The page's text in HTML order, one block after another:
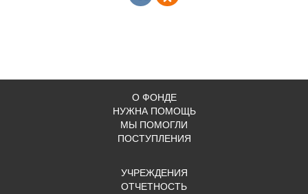
О ФОНДЕ
НУЖНА ПОМОЩЬ
МЫ ПОМОГЛИ
ПОСТУПЛЕНИЯ
УЧРЕЖДЕНИЯ
ОТЧЕТНОСТЬ